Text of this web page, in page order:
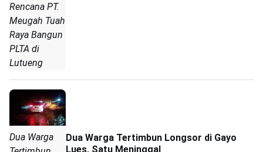
Rencana PT.
Meugah Tuah
Raya Bangun
PLTA di
Lutueng
Dua Warga
Dua Warga Tertimbun Longsor di Gayo
Lues, Satu Meninggal